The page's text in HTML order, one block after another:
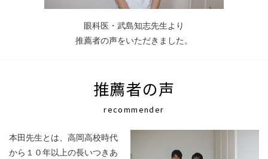
眼科医・武島知志先生より
推薦者の声をいただきました。
推薦者の声
recommender
本田先生とは、高岡高校時代
から１０年以上の長いつきあ